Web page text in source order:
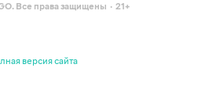
Все права защищены · 21+
версия сайта